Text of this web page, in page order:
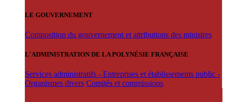
LE GOUVERNEMENT
Composition du gouvernement et attributions des ministres
L'ADMINISTRATION DE LA POLYNÉSIE FRANÇAISE
Services administratifs - Entreprises et établissements public -
Organismes divers Comités et commissions